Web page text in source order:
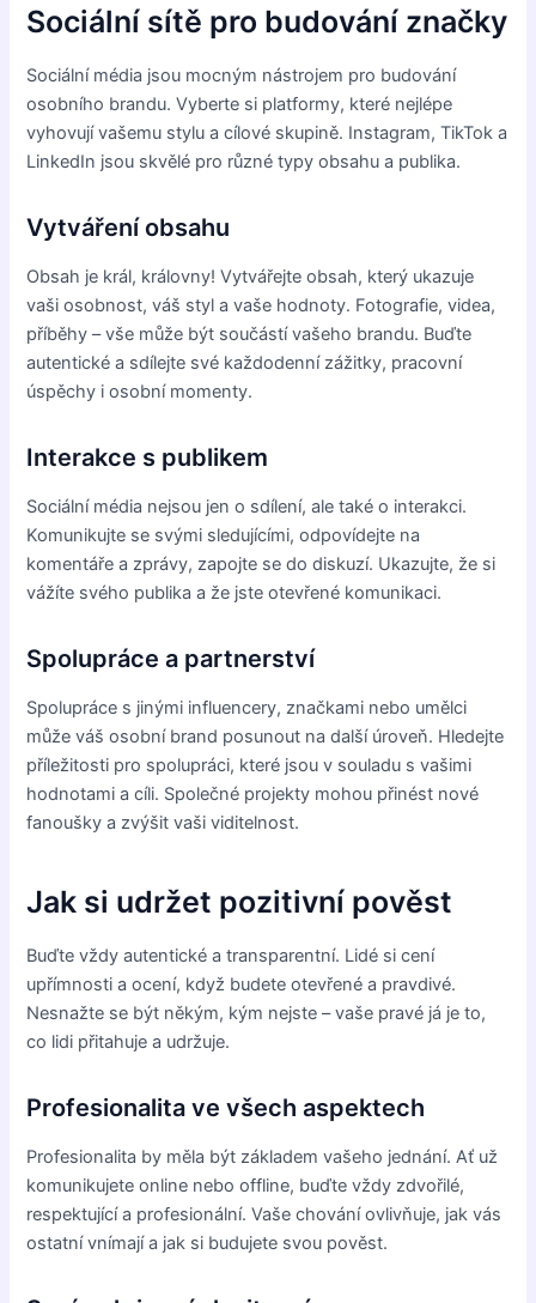
Sociální sítě pro budování značky
Sociální média jsou mocným nástrojem pro budování
osobního brandu. Vyberte si platformy, které nejlépe
vyhovují vašemu stylu a cílové skupině. Instagram, TikTok a
LinkedIn jsou skvělé pro různé typy obsahu a publika.
Vytváření obsahu
Obsah je král, královny! Vytvářejte obsah, který ukazuje
vaši osobnost, váš styl a vaše hodnoty. Fotografie, videa,
příběhy – vše může být součástí vašeho brandu. Buďte
autentické a sdílejte své každodenní zážitky, pracovní
úspěchy i osobní momenty.
Interakce s publikem
Sociální média nejsou jen o sdílení, ale také o interakci.
Komunikujte se svými sledujícími, odpovídejte na
komentáře a zprávy, zapojte se do diskuzí. Ukazujte, že si
vážíte svého publika a že jste otevřené komunikaci.
Spolupráce a partnerství
Spolupráce s jinými influencery, značkami nebo umělci
může váš osobní brand posunout na další úroveň. Hledejte
příležitosti pro spolupráci, které jsou v souladu s vašimi
hodnotami a cíli. Společné projekty mohou přinést nové
fanoušky a zvýšit vaši viditelnost.
Jak si udržet pozitivní pověst
Buďte vždy autentické a transparentní. Lidé si cení
upřímnosti a ocení, když budete otevřené a pravdivé.
Nesnažte se být někým, kým nejste – vaše pravé já je to,
co lidi přitahuje a udržuje.
Profesionalita ve všech aspektech
Profesionalita by měla být základem vašeho jednání. Ať už
komunikujete online nebo offline, buďte vždy zdvořilé,
respektující a profesionální. Vaše chování ovlivňuje, jak vás
ostatní vnímají a jak si budujete svou pověst.